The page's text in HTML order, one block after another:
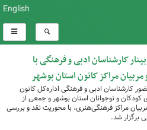
English
کارشناسان ادبی و فرهنگی با
مراکز کانون استان بوشهر
کارشناسان ادبی و فرهنگی اداره‌کل کانون
و نوجوانان استان بوشهر و جمعی از
مراکز فرهنگی‌هنری، با محوریت نقد و بررسی
برگزار شد.